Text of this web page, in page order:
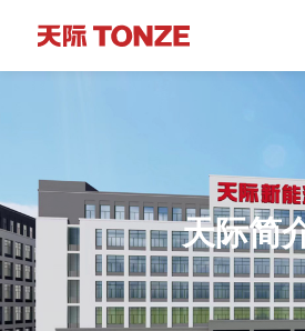
天际简